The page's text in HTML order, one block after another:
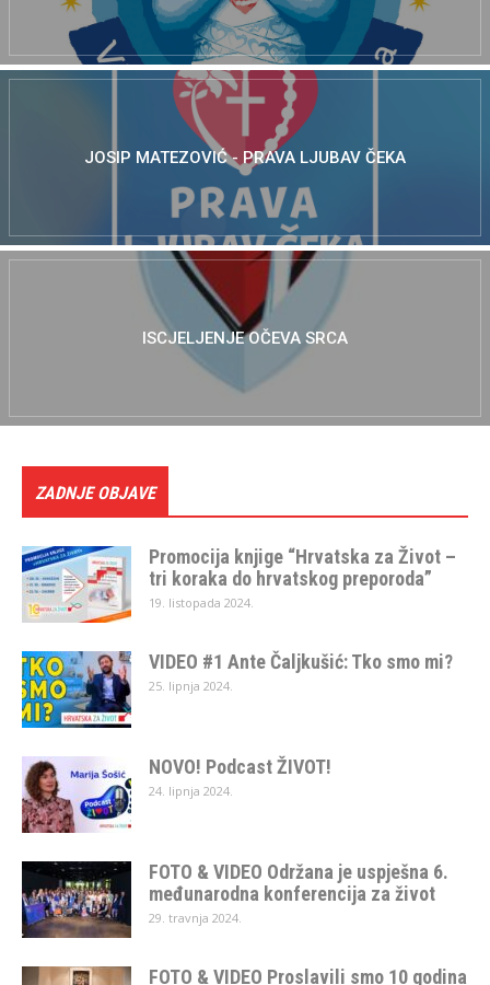
JOSIP MATEZOVIĆ - PRAVA LJUBAV ČEKA
ISCJELJENJE OČEVA SRCA
ZADNJE OBJAVE
Promocija knjige “Hrvatska za Život –
tri koraka do hrvatskog preporoda”
19. listopada 2024.
VIDEO #1 Ante Čaljkušić: Tko smo mi?
25. lipnja 2024.
NOVO! Podcast ŽIVOT!
24. lipnja 2024.
FOTO & VIDEO Održana je uspješna 6.
međunarodna konferencija za život
29. travnja 2024.
FOTO & VIDEO Proslavili smo 10 godina